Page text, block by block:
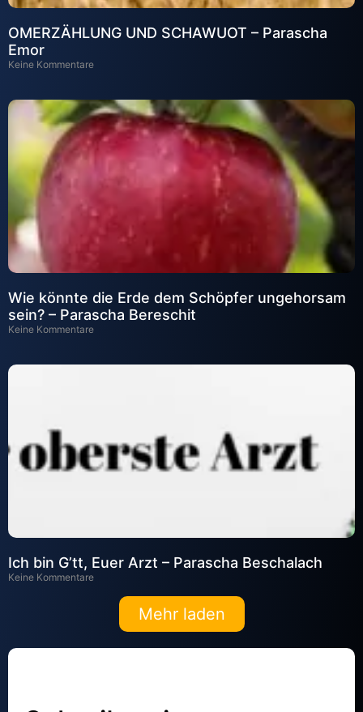
OMERZÄHLUNG UND SCHAWUOT – Parascha
Emor
Keine Kommentare
Wie könnte die Erde dem Schöpfer ungehorsam
sein? – Parascha Bereschit
Keine Kommentare
Ich bin G’tt, Euer Arzt – Parascha Beschalach
Keine Kommentare
Mehr laden